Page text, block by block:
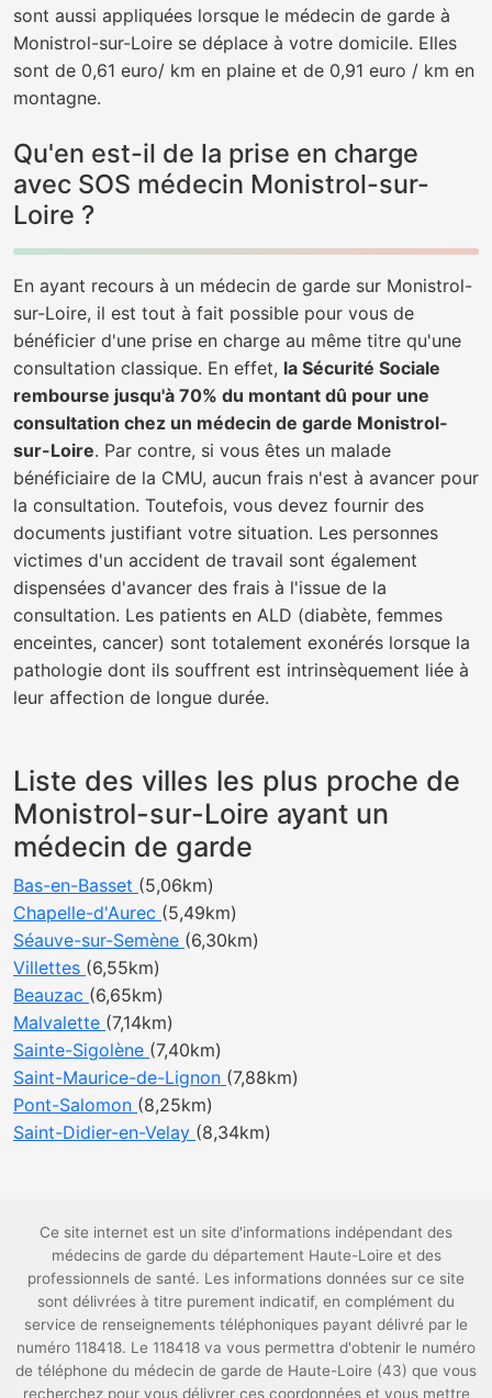
sont aussi appliquées lorsque le médecin de garde à
Monistrol-sur-Loire se déplace à votre domicile. Elles
sont de 0,61 euro/ km en plaine et de 0,91 euro / km en
montagne.
Qu'en est-il de la prise en charge
avec SOS médecin Monistrol-sur-
Loire ?
En ayant recours à un médecin de garde sur Monistrol-
sur-Loire, il est tout à fait possible pour vous de
bénéficier d'une prise en charge au même titre qu'une
consultation classique. En effet, la Sécurité Sociale
rembourse jusqu'à 70% du montant dû pour une
consultation chez un médecin de garde Monistrol-
sur-Loire. Par contre, si vous êtes un malade
bénéficiaire de la CMU, aucun frais n'est à avancer pour
la consultation. Toutefois, vous devez fournir des
documents justifiant votre situation. Les personnes
victimes d'un accident de travail sont également
dispensées d'avancer des frais à l'issue de la
consultation. Les patients en ALD (diabète, femmes
enceintes, cancer) sont totalement exonérés lorsque la
pathologie dont ils souffrent est intrinsèquement liée à
leur affection de longue durée.
Liste des villes les plus proche de
Monistrol-sur-Loire ayant un
médecin de garde
Bas-en-Basset (5,06km)
Chapelle-d'Aurec (5,49km)
Séauve-sur-Semène (6,30km)
Villettes (6,55km)
Beauzac (6,65km)
Malvalette (7,14km)
Sainte-Sigolène (7,40km)
Saint-Maurice-de-Lignon (7,88km)
Pont-Salomon (8,25km)
Saint-Didier-en-Velay (8,34km)
Ce site internet est un site d'informations indépendant des
médecins de garde du département Haute-Loire et des
professionnels de santé. Les informations données sur ce site
sont délivrées à titre purement indicatif, en complément du
service de renseignements téléphoniques payant délivré par le
numéro 118418. Le 118418 va vous permettra d'obtenir le numéro
de téléphone du médecin de garde de Haute-Loire (43) que vous
recherchez pour vous délivrer ces coordonnées et vous mettre